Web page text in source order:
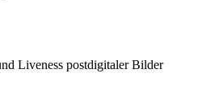
Liveness postdigitaler Bilder